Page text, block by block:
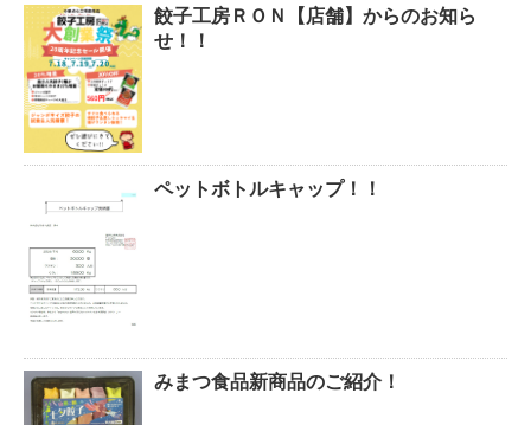
餃子工房ＲＯＮ【店舗】からのお知ら
せ！！
ペットボトルキャップ！！
みまつ食品新商品のご紹介！